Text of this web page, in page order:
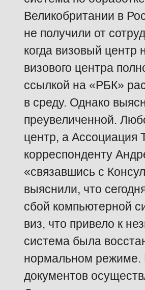
Великобритании в
не получили от
когда визовый центр
визового центра
ссылкой на «РБК»
в среду. Однако
преувеличенной.
центр, а Ассоциация
корреспонденту
«связавшись с
выяснили, что
сбой компьютерной
виз, что привело к
система была
нормальном режиме.
документов